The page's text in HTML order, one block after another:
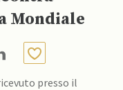
Mondiale
presso il